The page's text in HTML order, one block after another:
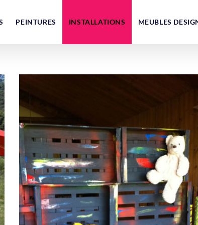
PEINTURES INSTALLATIONS MEUBLES
« Casse toi pauvre con, tu pues !
sortie est par là… »